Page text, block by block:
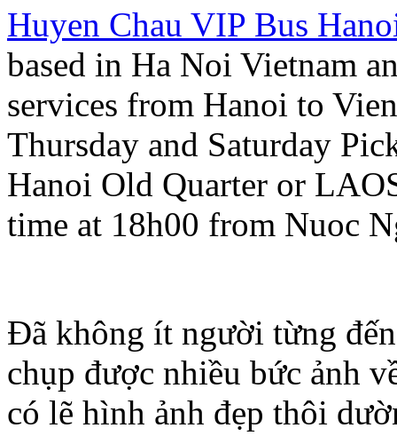
Huyen Chau VIP Bus
based in Ha Noi Vietnam
services from Hanoi to
Thursday and Saturday
Hanoi Old Quarter or
time at 18h00 from Nuoc
Đã không ít người từng
chụp được nhiều bức ảnh
có lẽ hình ảnh đẹp thôi